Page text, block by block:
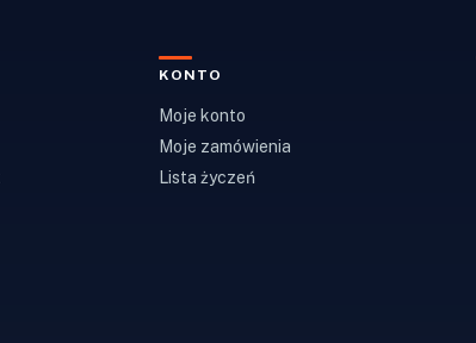
KONTO
Moje konto
Moje zamówienia
Lista życzeń